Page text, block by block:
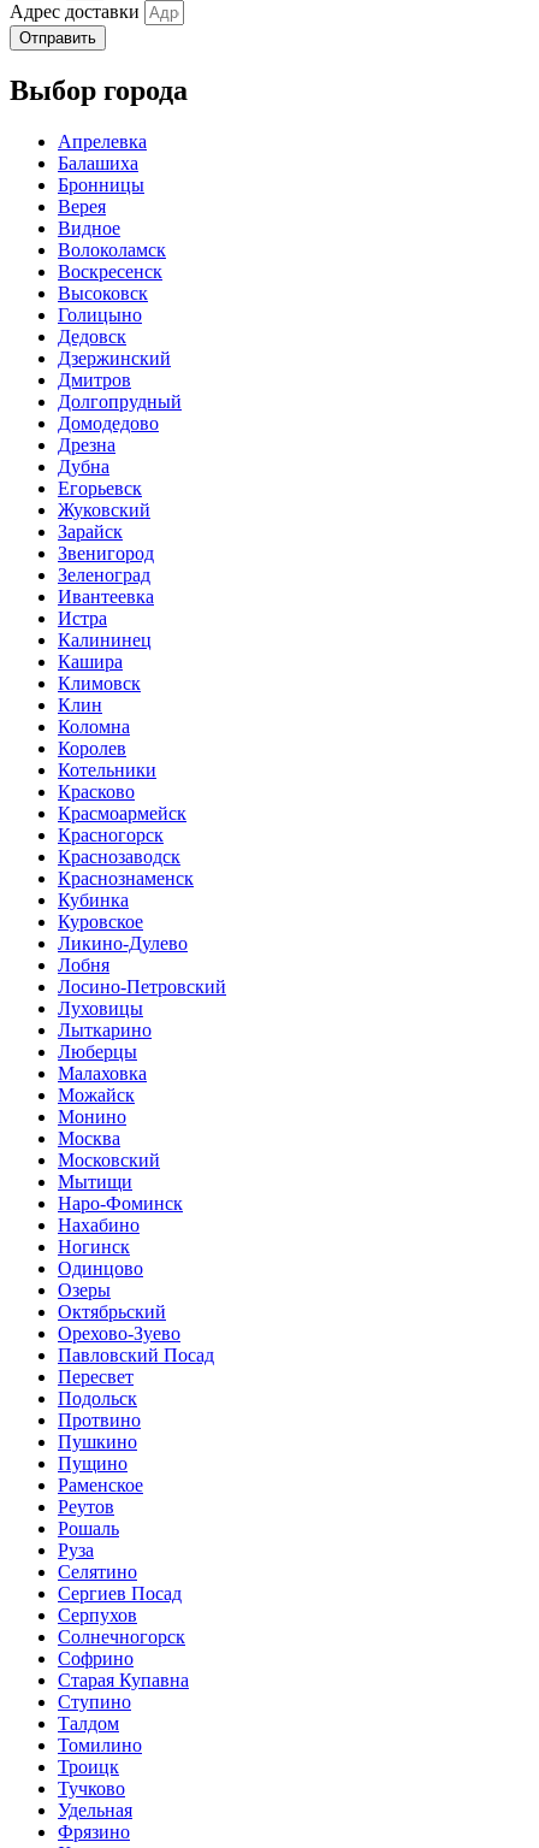
Адрес доставки
Отправить
Выбор города
Апрелевка
Балашиха
Бронницы
Верея
Видное
Волоколамск
Воскресенск
Высоковск
Голицыно
Дедовск
Дзержинский
Дмитров
Долгопрудный
Домодедово
Дрезна
Дубна
Егорьевск
Жуковский
Зарайск
Звенигород
Зеленоград
Ивантеевка
Истра
Калининец
Кашира
Климовск
Клин
Коломна
Королев
Котельники
Красково
Красмоармейск
Красногорск
Краснозаводск
Краснознаменск
Кубинка
Куровское
Ликино-Дулево
Лобня
Лосино-Петровский
Луховицы
Лыткарино
Люберцы
Малаховка
Можайск
Монино
Москва
Московский
Мытищи
Наро-Фоминск
Нахабино
Ногинск
Одинцово
Озеры
Октябрьский
Орехово-Зуево
Павловский Посад
Пересвет
Подольск
Протвино
Пушкино
Пущино
Раменское
Реутов
Рошаль
Руза
Селятино
Сергиев Посад
Серпухов
Солнечногорск
Софрино
Старая Купавна
Ступино
Талдом
Томилино
Троицк
Тучково
Удельная
Фрязино